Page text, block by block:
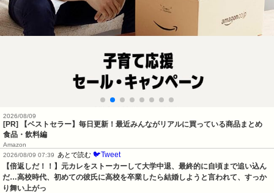
2026/08/09
[PR] 【ベストセラー】毎日更新！最近みんながリアルに買っている商品まとめ
食品・飲料編
Amazon
2026/08/09 07:39
あとで読む 🐦Tweet
【倍返しだ！！】元カレをストーカーして大学中退、最終的に自頃まで追い込ん
だ…高校時代、初めての彼氏に高校を卒業したら結婚しようと言われて、すっか
り舞い上がっ